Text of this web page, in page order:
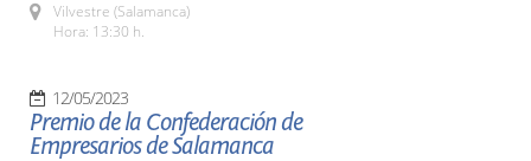
Vilvestre (Salamanca)
Hora: 13:30 h.
12/05/2023
Premio de la Confederación de
Empresarios de Salamanca